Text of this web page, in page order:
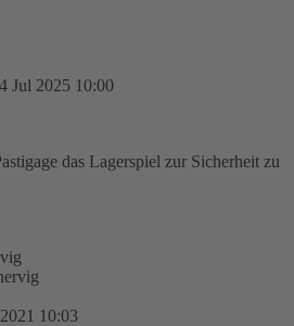
Jul 2025 10:00
das Lagerspiel zur Sicherheit zu
10:03